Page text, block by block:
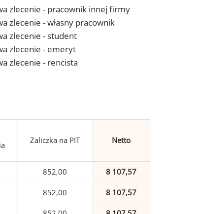
zlecenie - pracownik innej firmy
zlecenie - własny pracownik
zlecenie - student
zlecenie - emeryt
zlecenie - rencista
Zaliczka na PIT Netto
852,00 8 107,57
852,00 8 107,57